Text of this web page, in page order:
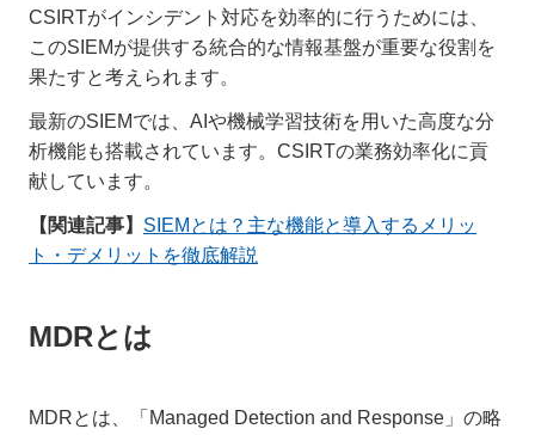
CSIRTがインシデント対応を効率的に行うためには、
このSIEMが提供する統合的な情報基盤が重要な役割を
果たすと考えられます。
最新のSIEMでは、AIや機械学習技術を用いた高度な分
析機能も搭載されています。CSIRTの業務効率化に貢
献しています。
【関連記事】 SIEMとは？主な機能と導入するメリッ
ト・デメリットを徹底解説
MDRとは
MDRとは、「Managed Detection and Response」の略